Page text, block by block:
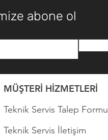
abone ol
MÜŞTERİ HİZMETLERİ
Teknik Servis Talep Formu
Teknik Servis İletişim